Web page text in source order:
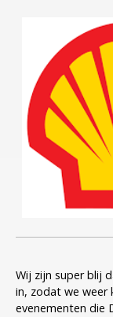
Wij zijn super blij
in, zodat we weer
evenementen die